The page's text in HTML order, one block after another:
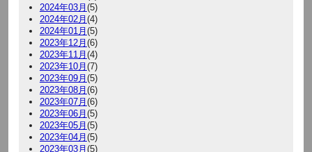
2024年03月 (5)
2024年02月 (4)
2024年01月 (5)
2023年12月 (6)
2023年11月 (4)
2023年10月 (7)
2023年09月 (5)
2023年08月 (6)
2023年07月 (6)
2023年06月 (5)
2023年05月 (5)
2023年04月 (5)
2023年03月 (5)